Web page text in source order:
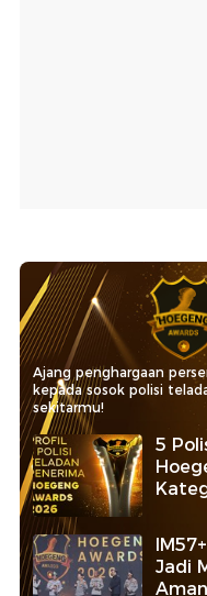
Ajang penghargaan
kepada sosok polisi
sekitarmu!
5
Jadi